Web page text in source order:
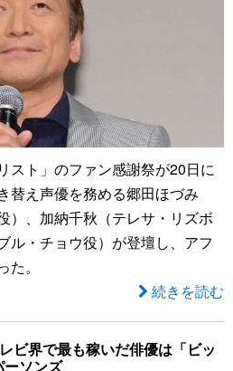
スト」のファン感謝祭が20日に
替え声優を務める郷田ほづみ
）、加納千秋（テレサ・リズボ
ル・チョウ役）が登壇し、アフ
。
続きを読む
ビ界で最も稼いだ俳優は「ビッ
ソンズ